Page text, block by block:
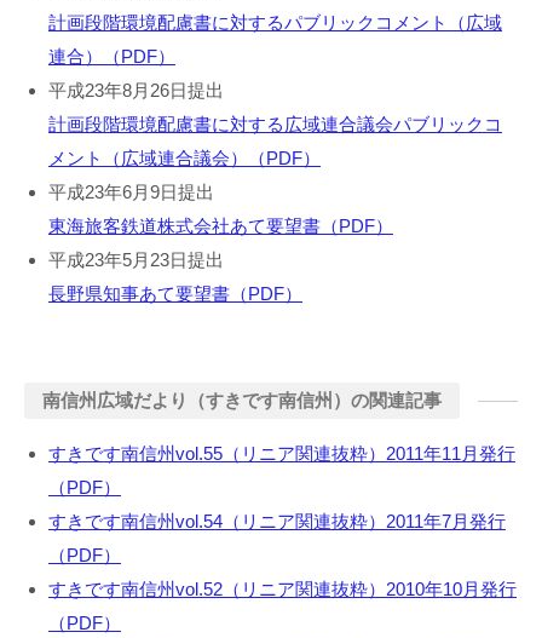
計画段階環境配慮書に対するパブリックコメント（広域
連合）（PDF）
平成23年8月26日提出
計画段階環境配慮書に対する広域連合議会パブリックコ
メント（広域連合議会）（PDF）
平成23年6月9日提出
東海旅客鉄道株式会社あて要望書（PDF）
平成23年5月23日提出
長野県知事あて要望書（PDF）
南信州広域だより（すきです南信州）の関連記事
すきです南信州vol.55（リニア関連抜粋）2011年11月発行
（PDF）
すきです南信州vol.54（リニア関連抜粋）2011年7月発行
（PDF）
すきです南信州vol.52（リニア関連抜粋）2010年10月発行
（PDF）